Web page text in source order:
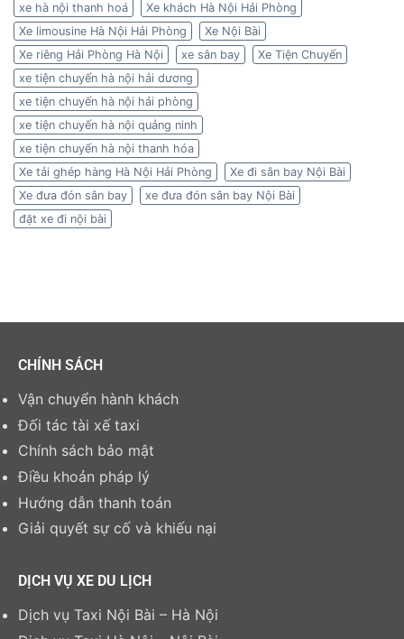
xe hà nội thanh hoá
Xe khách Hà Nội Hải Phòng
Xe limousine Hà Nội Hải Phòng
Xe Nội Bài
Xe riêng Hải Phòng Hà Nội
xe sân bay
Xe Tiện Chuyến
xe tiện chuyến hà nội hải dương
xe tiện chuyến hà nội hải phòng
xe tiện chuyến hà nội quảng ninh
xe tiện chuyến hà nội thanh hóa
Xe tải ghép hàng Hà Nội Hải Phòng
Xe đi sân bay Nội Bài
Xe đưa đón sân bay
xe đưa đón sân bay Nội Bài
đặt xe đi nội bài
CHÍNH SÁCH
Vận chuyển hành khách
Đối tác tài xế taxi
Chính sách bảo mật
Điều khoản pháp lý
Hướng dẫn thanh toán
Giải quyết sự cố và khiếu nại
DỊCH VỤ XE DU LỊCH
Dịch vụ Taxi Nội Bài – Hà Nội